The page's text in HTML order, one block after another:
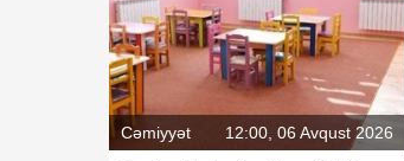
Cəmiyyət 12:00, 06 Avqust 2026